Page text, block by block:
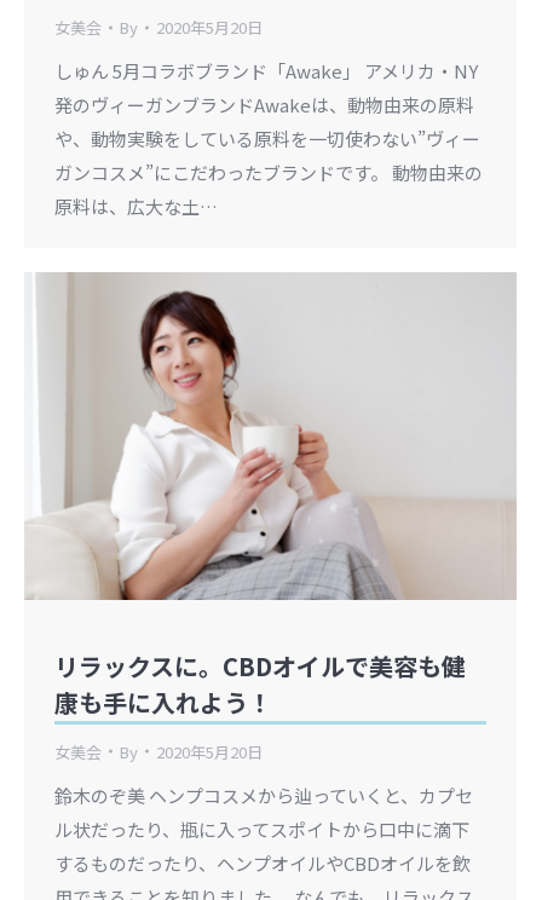
女美会 By 2020年5月20日
しゅん 5月コラボブランド「Awake」 アメリカ・NY
発のヴィーガンブランドAwakeは、動物由来の原料
や、動物実験をしている原料を一切使わない”ヴィー
ガンコスメ”にこだわったブランドです。 動物由来の
原料は、広大な土…
リラックスに。CBDオイルで美容も健
康も手に入れよう！
女美会 By 2020年5月20日
鈴木のぞ美 ヘンプコスメから辿っていくと、カプセ
ル状だったり、瓶に入ってスポイトから口中に滴下
するものだったり、ヘンプオイルやCBDオイルを飲